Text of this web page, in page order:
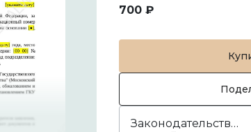
700 ₽
Законодательство и право